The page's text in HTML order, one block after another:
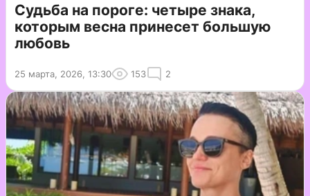
Судьба на пороге: четыре знака,
которым весна принесет большую
любовь
25 марта, 2026, 13:30 153 2